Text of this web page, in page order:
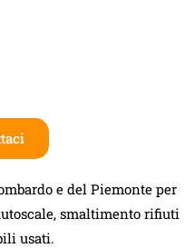
e del Piemonte per
smaltimento rifiuti
usati.